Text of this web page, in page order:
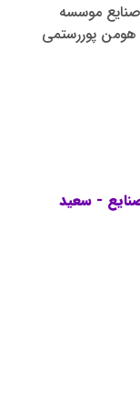
موسسه
پوررستمی
- سعید